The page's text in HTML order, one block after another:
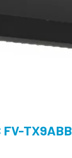
FV-TX9ABB